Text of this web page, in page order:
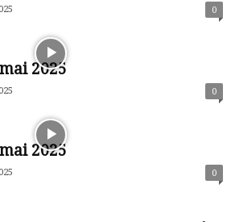
0
2025
0
2025
0